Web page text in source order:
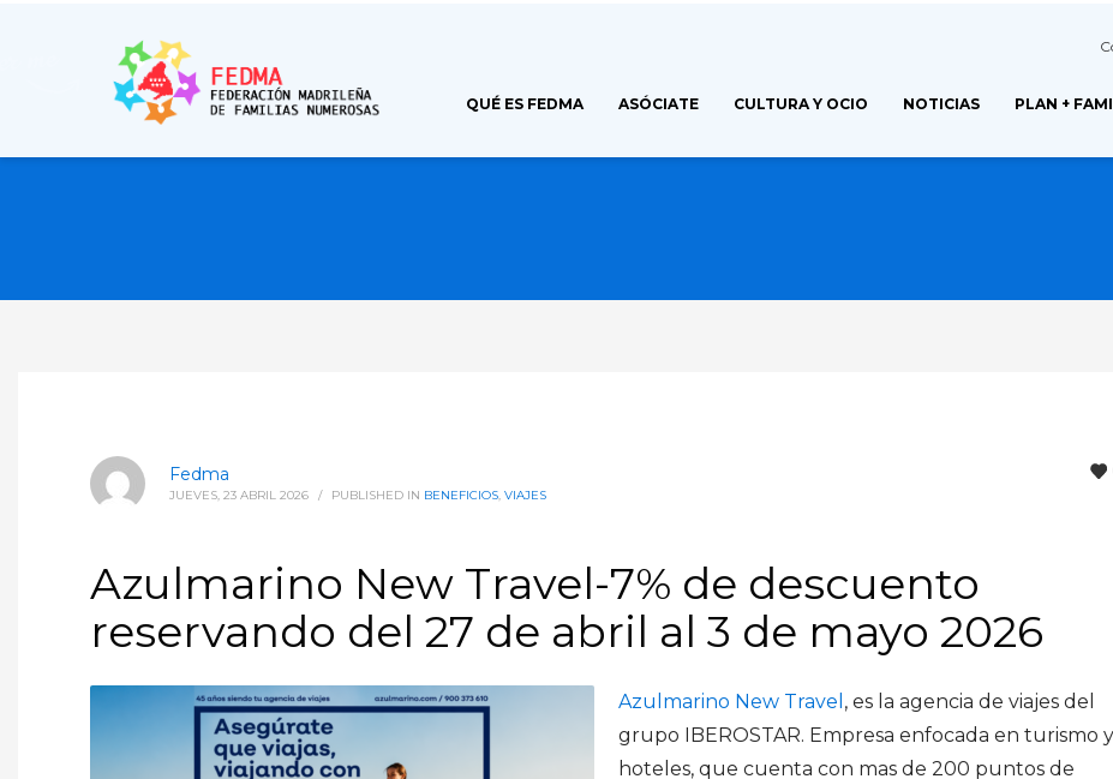
QUÉ ES FEDMA ASÓCIATE CULTURA Y OCIO NOTICIAS PLAN +
Fedma
JUEVES, 23 ABRIL 2026 / PUBLISHED IN BENEFICIOS, VIAJES
Azulmarino New Travel-7% de descuento
reservando del 27 de abril al 3 de mayo 2026
Azulmarino New Travel , es la agencia de viajes del
grupo IBEROSTAR. Empresa enfocada en turismo y
hoteles, que cuenta con mas de 200 puntos de